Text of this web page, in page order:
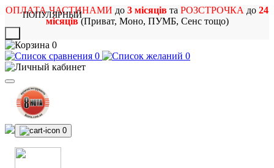
ОПЛАТА ЧАСТИНАМИ до 3 місяців та РОЗСТРОЧКА до 24
місяців(Приват, Моно, ПУМБ, Сенс тощо)
0
0
0
0
ПОПУЛЯРНЫЙ